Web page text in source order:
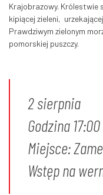
Krajobrazowy. Królestwie
kipiącej zieleni,
Prawdziwym zielonym
pomorskiej puszczy.
2 sierpnia
Godzina 17:00
Miejsce:
Wstęp na